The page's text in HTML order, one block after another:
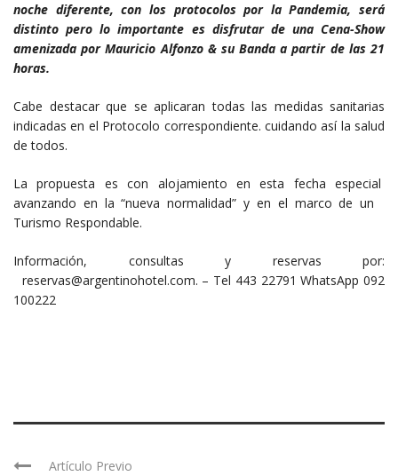
noche diferente, con los protocolos por la Pandemia, será
distinto pero lo importante es disfrutar de una Cena-Show
amenizada por Mauricio Alfonzo & su Banda a partir de las 21
horas.
Cabe destacar que se aplicaran todas las medidas sanitarias
indicadas en el Protocolo correspondiente. cuidando así la salud
de todos.
La propuesta es con alojamiento en esta fecha especial
avanzando en la “nueva normalidad” y en el marco de un
Turismo Respondable.
Información, consultas y reservas por:
reservas@argentinohotel.com. – Tel 443 22791 WhatsApp 092
100222
Artículo Previo